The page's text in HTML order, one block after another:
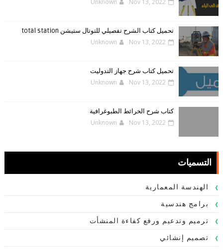
Unknown Nov 13, 2022
تحميل كتاب الشرح تفصيلي للتوتال ستيشن total station
Unknown Nov 13, 2022
تحميل كتاب شرح جهاز التدوليت
Unknown Nov 13, 2022
كتاب شرح الخرائط الطبوغرافية
Unknown Nov 13, 2022
التسميات
الهندسة المعمارية
برامج هندسية
ترميم وتدعيم ورفع كفاءة المنشأت
تصميم إنشائي